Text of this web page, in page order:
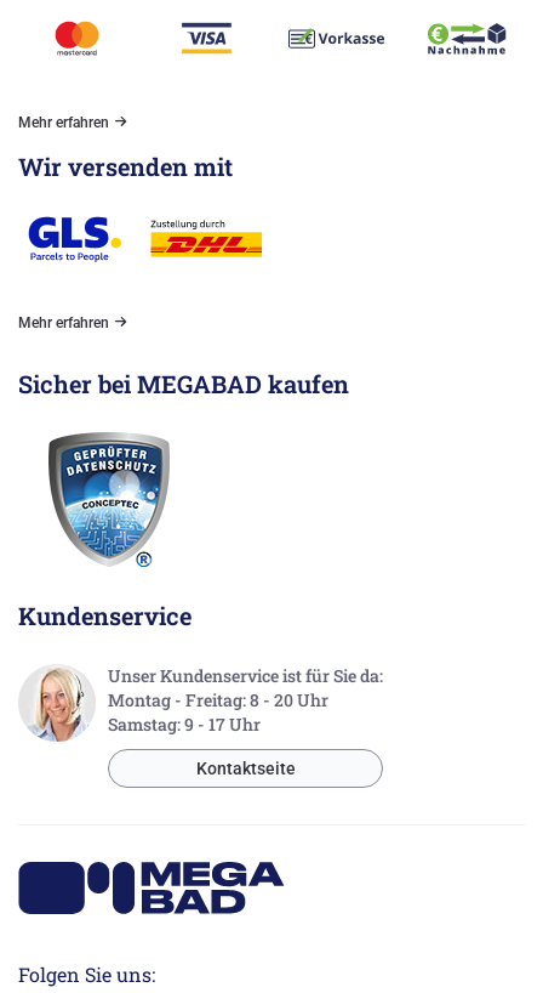
Mehr erfahren
Wir versenden mit
Mehr erfahren
Sicher bei MEGABAD kaufen
Kundenservice
Unser Kundenservice ist für Sie da:
Montag - Freitag: 8 - 20 Uhr
Samstag: 9 - 17 Uhr
Kontaktseite
Folgen Sie uns: